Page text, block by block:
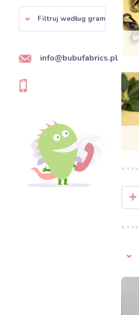
Filtruj według gramatury
info@bubufabrics.pl